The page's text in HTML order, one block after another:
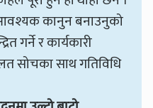
आवश्यक कानुन बनाउनुको
गर्ने र कार्यकारी
सोचका साथ गतिविधि